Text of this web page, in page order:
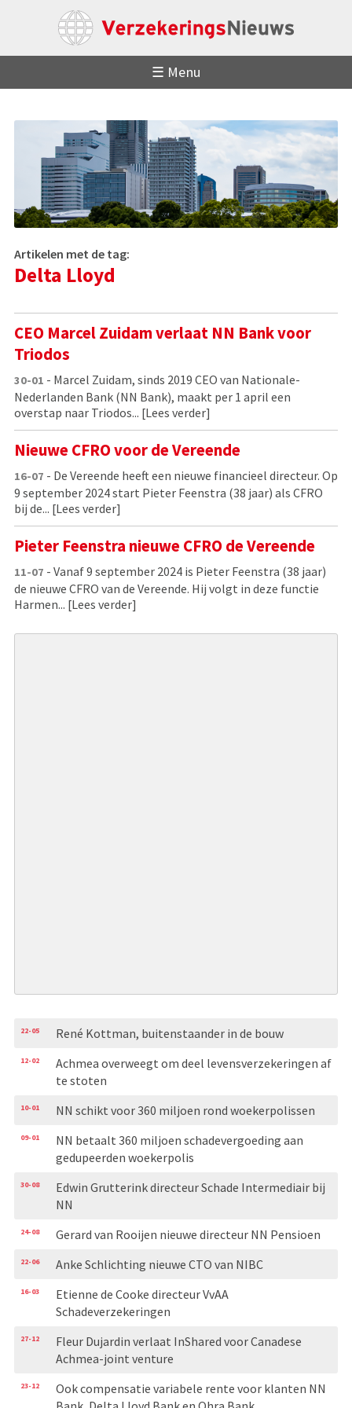
☰ Menu
Artikelen met de tag:
Delta Lloyd
CEO Marcel Zuidam verlaat NN Bank voor
Triodos
30-01 - Marcel Zuidam, sinds 2019 CEO van Nationale-
Nederlanden Bank (NN Bank), maakt per 1 april een
overstap naar Triodos... [Lees verder]
Nieuwe CFRO voor de Vereende
16-07 - De Vereende heeft een nieuwe financieel directeur. Op
9 september 2024 start Pieter Feenstra (38 jaar) als CFRO
bij de... [Lees verder]
Pieter Feenstra nieuwe CFRO de Vereende
11-07 - Vanaf 9 september 2024 is Pieter Feenstra (38 jaar)
de nieuwe CFRO van de Vereende. Hij volgt in deze functie
Harmen... [Lees verder]
22-05 René Kottman, buitenstaander in de bouw
12-02
Achmea overweegt om deel levensverzekeringen af
te stoten
10-01 NN schikt voor 360 miljoen rond woekerpolissen
09-01
NN betaalt 360 miljoen schadevergoeding aan
gedupeerden woekerpolis
30-08
Edwin Grutterink directeur Schade Intermediair bij
NN
24-08 Gerard van Rooijen nieuwe directeur NN Pensioen
22-06 Anke Schlichting nieuwe CTO van NIBC
16-03
Etienne de Cooke directeur VvAA
Schadeverzekeringen
27-12
Fleur Dujardin verlaat InShared voor Canadese
Achmea-joint venture
23-12
Ook compensatie variabele rente voor klanten NN